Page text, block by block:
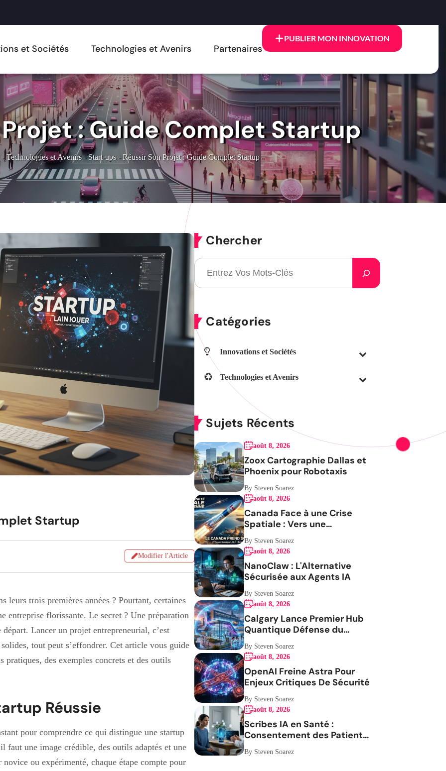
et Sociétés Technologies et Avenirs Partenaires
PUBLIER MON INNOVATION
: Guide Complet Startup
- Technologies et Avenirs - Start-ups - Réussir Son Projet : Guide Complet Startup
Startup
Modifier l'Article
leurs trois premières années ? Pourtant, certaines
entreprise florissante. Le secret ? Une préparation
Lancer un projet entrepreneurial, c’est
tout peut s’effondrer. Cet article vous guide
pratiques, des exemples concrets et des outils
Réussie
pour comprendre ce qui distingue une startup
faut une image crédible, des outils adaptés et une
ou expérimenté, chaque étape compte pour
Chercher
Catégories
Innovations et Sociétés
Technologies et Avenirs
Sujets Récents
août 8, 2026
Zoox Cartographie Dallas et
Phoenix pour Robotaxis
By Steven Soarez
août 8, 2026
Canada Face à une Crise
Spatiale : Vers une
Indépendance Stratégique
By Steven Soarez
août 8, 2026
NanoClaw : L'Alternative
Sécurisée aux Agents IA
By Steven Soarez
août 8, 2026
Calgary Lance Premier Hub
Quantique Défense du
Canada
By Steven Soarez
août 8, 2026
OpenAI Freine Astra Pour
Enjeux Critiques De Sécurité
By Steven Soarez
août 8, 2026
Scribes IA en Santé :
Consentement des Patients
en Question
By Steven Soarez